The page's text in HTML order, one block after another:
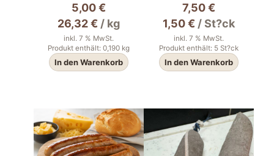
5,00€
26,32€ / kg
inkl. 7 % MwSt.
Produkt enthält: 0,190 kg
In den Warenkorb
7,50€
1,50€ /St?ck
inkl. 7 % MwSt.
Produkt enthält: 5 St?ck
In den Warenkorb